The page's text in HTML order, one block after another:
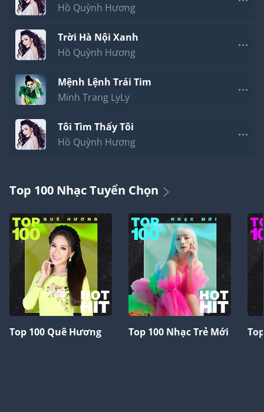
Hồ Quỳnh Hương
Trời Hà Nội Xanh
Hồ Quỳnh Hương
Mệnh Lệnh Trái Tim
Minh Trang LyLy
Tôi Tìm Thấy Tôi
Hồ Quỳnh Hương
Top 100 Nhạc Tuyển Chọn
Top 100 Quê Hương Top 100 Nhạc Trẻ Mới